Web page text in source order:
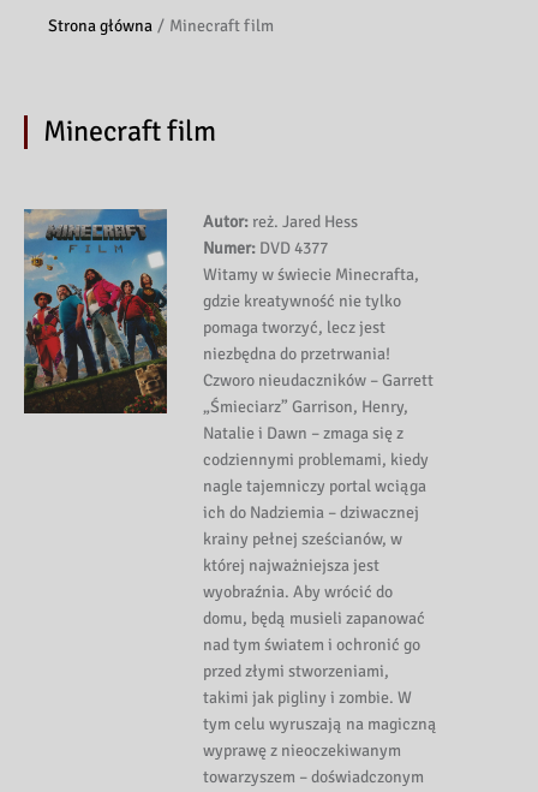
Strona główna Minecraft film
Minecraft film
Autor: reż. Jared Hess
Numer: DVD 4377
Witamy w świecie Minecrafta,
gdzie kreatywność nie tylko
pomaga tworzyć, lecz jest
niezbędna do przetrwania!
Czworo nieudaczników – Garrett
„Śmieciarz” Garrison, Henry,
Natalie i Dawn – zmaga się z
codziennymi problemami, kiedy
nagle tajemniczy portal wciąga
ich do Nadziemia – dziwacznej
krainy pełnej sześcianów, w
której najważniejsza jest
wyobraźnia. Aby wrócić do
domu, będą musieli zapanować
nad tym światem i ochronić go
przed złymi stworzeniami,
takimi jak pigliny i zombie. W
tym celu wyruszają na magiczną
wyprawę z nieoczekiwanym
towarzyszem – doświadczonym